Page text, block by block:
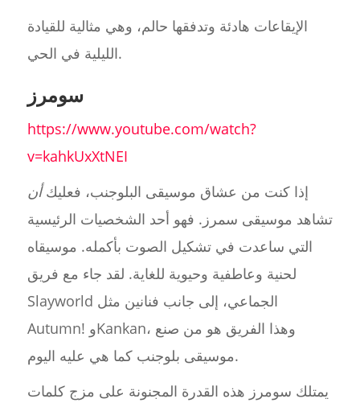
الإيقاعات هادئة وتدفقها حالم، وهي مثالية للقيادة
الليلية في الحي.
سومرز
https://www.youtube.com/watch?
v=kahkUxXtNEI
إذا كنت من عشاق موسيقى البلوجنب، فعليكأن
تشاهد موسيقى سمرز. فهو أحد الشخصيات الرئيسية
التي ساعدت في تشكيل الصوت بأكمله. موسيقاه
لحنية وعاطفية وحيوية للغاية. لقد جاء مع فريق
Slayworld الجماعي، إلى جانب فنانين مثل
Autumn! وKankan، وهذا الفريق هو من صنع
موسيقى بلوجنب كما هي عليه اليوم.
يمتلك سومرز هذه القدرة المجنونة على مزج كلمات